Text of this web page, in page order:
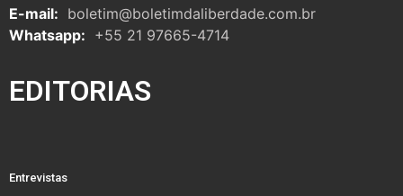
E-mail: boletim@boletimdaliberdade.com.br
Whatsapp: +55 21 97665-4714
EDITORIAS
Entrevistas